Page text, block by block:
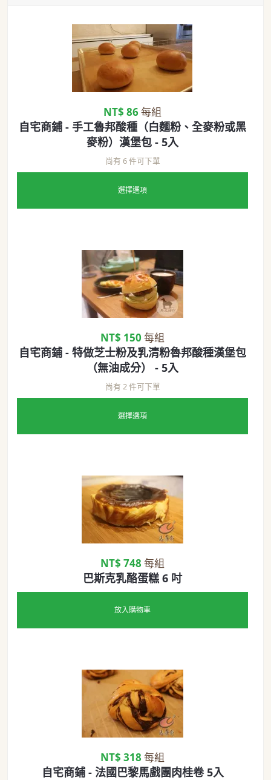
NT$ 86每組
自宅商鋪 - 手工魯邦酸種（白麵粉、全麥粉或黑
麥粉）漢堡包 - 5入
尚有 6 件可下單
選擇選項
NT$ 150 每組
自宅商鋪 - 特做芝士粉及乳清粉魯邦酸種漢堡包
（無油成分） - 5入
尚有 2 件可下單
選擇選項
NT$ 748 每組
巴斯克乳酪蛋糕 6 吋
放入購物車
NT$ 318 每組
自宅商鋪 - 法國巴黎馬戲團肉桂卷 5入